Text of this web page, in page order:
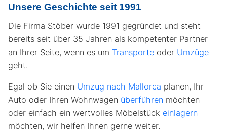
Unsere Geschichte seit 1991
Die Firma Stöber wurde 1991 gegründet und steht
bereits seit über 35 Jahren als kompetenter Partner
an Ihrer Seite, wenn es um Transporte oder Umzüge
geht.
Egal ob Sie einen Umzug nach Mallorca planen, Ihr
Auto oder Ihren Wohnwagen überführen möchten
oder einfach ein wertvolles Möbelstück einlagern
möchten, wir helfen Ihnen gerne weiter.